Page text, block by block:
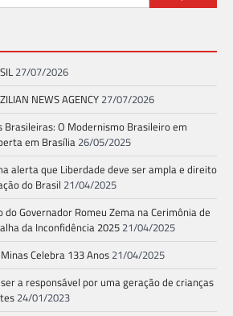
27/07/2026
NEWS AGENCY 27/07/2026
Brasileiras: O Modernismo Brasileiro em
em Brasília 26/05/2025
alerta que Liberdade deve ser ampla e direito
do Brasil 21/04/2025
Governador Romeu Zema na Cerimônia de
da Inconfidência 202521/04/2025
Celebra 133 Anos 21/04/2025
a responsável por uma geração de crianças
24/01/2023